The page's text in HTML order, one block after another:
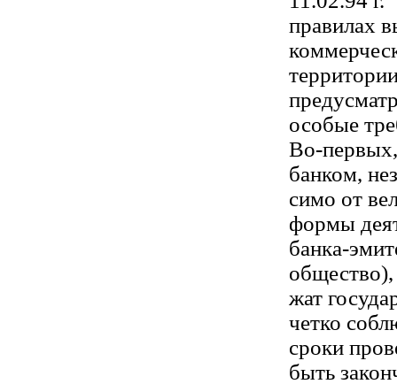
правилах
особые
Во-
банком,
симо от
формы
банка-
жат
четко
сроки
быть